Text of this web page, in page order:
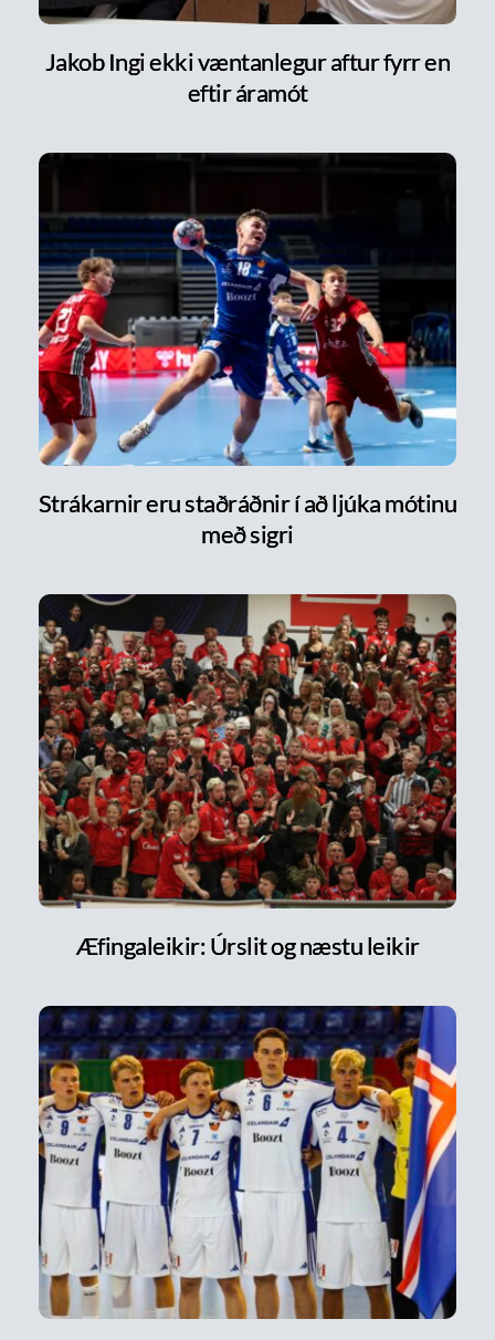
Jakob Ingi ekki væntanlegur aftur fyrr en
eftir áramót
Strákarnir eru staðráðnir í að ljúka mótinu
með sigri
Æfingaleikir: Úrslit og næstu leikir